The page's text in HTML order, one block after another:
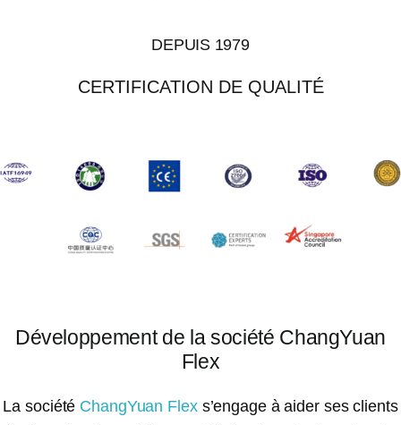
DEPUIS 1979
CERTIFICATION DE QUALITÉ
Développement de la société ChangYuan
Flex
La société ChangYuan Flexs’engage à aider ses clients